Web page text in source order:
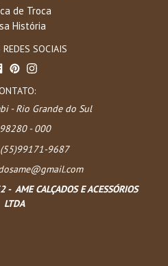
de Troca
História
SOCIAIS
FacebookPinterestInstagram
- Rio Grande do Sul
- 000
9687
CALÇADOS E ACESSÓRIOS
LTDA